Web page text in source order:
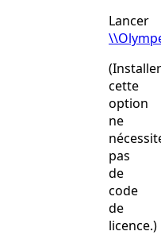
Lancer
(Installer
cette
option
ne
pas
de
code
de
licence.)